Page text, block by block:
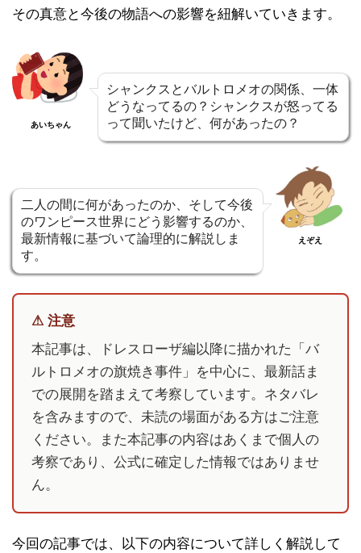
その真意と今後の物語への影響を紐解いていきます。
あいちゃん
シャンクスとバルトロメオの関係、一体
どうなってるの？シャンクスが怒ってる
って聞いたけど、何があったの？
二人の間に何があったのか、そして今後
のワンピース世界にどう影響するのか、
最新情報に基づいて論理的に解説しま
す。
えぞえ
⚠ 注意
本記事は、ドレスローザ編以降に描かれた「バ
ルトロメオの旗焼き事件」を中心に、最新話ま
での展開を踏まえて考察しています。ネタバレ
を含みますので、未読の場面がある方はご注意
ください。また本記事の内容はあくまで個人の
考察であり、公式に確定した情報ではありませ
ん。
今回の記事では、以下の内容について詳しく解説して